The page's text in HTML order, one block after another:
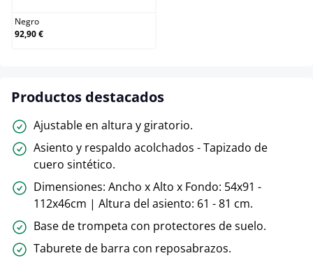
Negro
92,90 €
Productos destacados
Ajustable en altura y giratorio.
Asiento y respaldo acolchados - Tapizado de
cuero sintético.
Dimensiones: Ancho x Alto x Fondo: 54x91 -
112x46cm | Altura del asiento: 61 - 81 cm.
Base de trompeta con protectores de suelo.
Taburete de barra con reposabrazos.